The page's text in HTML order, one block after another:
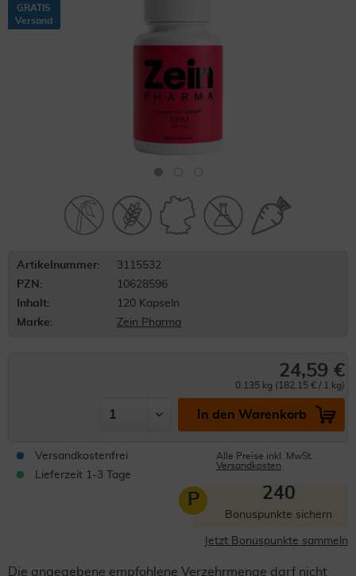
GRATIS
Versand
Artikelnummer:
3115532
PZN:
10628596
Inhalt:
120 Kapseln
Marke:
Zein Pharma
24,59 €
0.135 kg (182,15 € / 1 kg)
In den Warenkorb
Versandkostenfrei
Lieferzeit 1-3 Tage
Alle Preise inkl. MwSt.
Versandkosten
P 240
Bonuspunkte sichern
Jetzt Bonuspunkte sammeln
Die angegebene empfohlene Verzehrmenge darf nicht